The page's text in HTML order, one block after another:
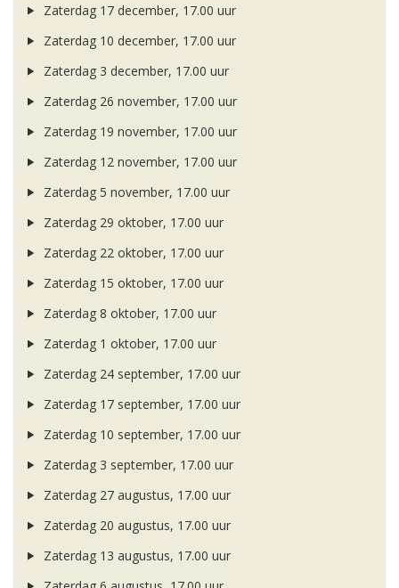
Zaterdag 17 december, 17.00 uur
Zaterdag 10 december, 17.00 uur
Zaterdag 3 december, 17.00 uur
Zaterdag 26 november, 17.00 uur
Zaterdag 19 november, 17.00 uur
Zaterdag 12 november, 17.00 uur
Zaterdag 5 november, 17.00 uur
Zaterdag 29 oktober, 17.00 uur
Zaterdag 22 oktober, 17.00 uur
Zaterdag 15 oktober, 17.00 uur
Zaterdag 8 oktober, 17.00 uur
Zaterdag 1 oktober, 17.00 uur
Zaterdag 24 september, 17.00 uur
Zaterdag 17 september, 17.00 uur
Zaterdag 10 september, 17.00 uur
Zaterdag 3 september, 17.00 uur
Zaterdag 27 augustus, 17.00 uur
Zaterdag 20 augustus, 17.00 uur
Zaterdag 13 augustus, 17.00 uur